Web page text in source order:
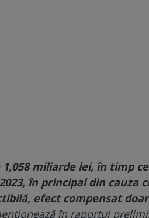
miliarde lei, în timp
în principal din cauza
efect compensat
în raportul